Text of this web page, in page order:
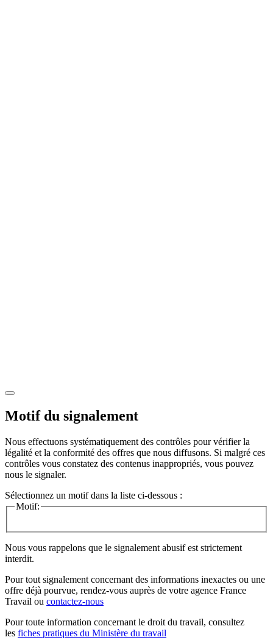
Motif du signalement
Nous effectuons systématiquement des contrôles pour vérifier la
légalité et la conformité des offres que nous diffusons. Si malgré ces
contrôles vous constatez des contenus inappropriés, vous pouvez
nous le signaler.
Sélectionnez un motif dans la liste ci-dessous :
Motif:
Nous vous rappelons que le signalement abusif est strictement
interdit.
Pour tout signalement concernant des informations inexactes ou une
offre déjà pourvue, rendez-vous auprès de votre agence France
Travail ou contactez-nous
Pour toute information concernant le droit du travail, consultez
les fiches pratiques du Ministère du travail